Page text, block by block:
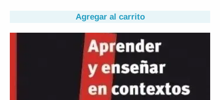
Agregar al carrito